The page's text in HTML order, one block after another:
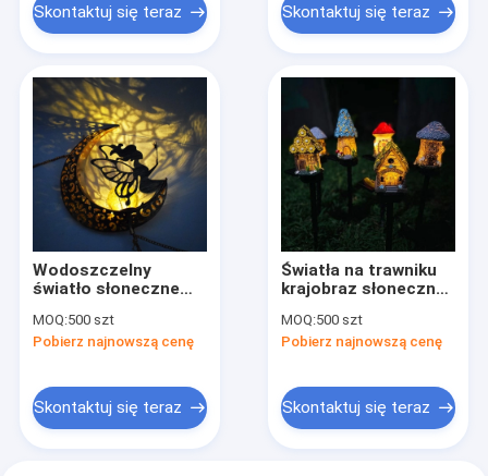
Skontaktuj się teraz Skontaktuj się teraz
Wodoszczelny
światło słoneczne
światło żelazo
słoneczne ognisko
MOQ:500 szt
Pobierz najnowszą cenę
Skontaktuj się teraz
Światła na trawniku
krajobraz słoneczne
podłącza gruntowa
rysunek ogród domy
MOQ:500 szt
Pobierz najnowszą cenę
Skontaktuj się teraz